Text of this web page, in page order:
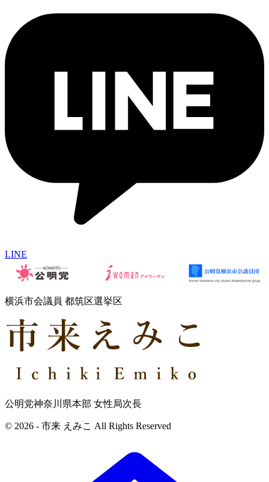
LINE
横浜市会議員 都筑区選挙区
公明党神奈川県本部 女性局次長
© 2026 - 市来 えみこ All Rights Reserved